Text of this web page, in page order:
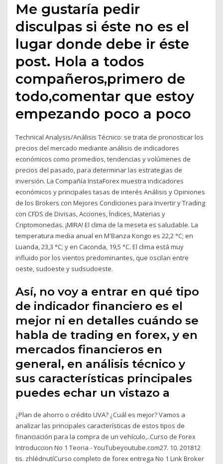
Me gustaría pedir
disculpas si éste no es el
lugar donde debe ir éste
post. Hola a todos
compañeros,primero de
todo,comentar que estoy
empezando poco a poco
Technical Analysis/Análisis Técnico: se trata de pronosticar los
precios del mercado mediante análisis de indicadores
económicos como promedios, tendencias y volúmenes de
precios del pasado, para determinar las estrategias de
inversión. La Compañía InstaForex muestra indicadores
económicos y principales tasas de interés Análisis y Opiniones
de los Brokers con Mejores Condiciones para Invertir y Trading
con CFDS de Divisas, Acciones, Índices, Materias y
Criptomonedas. ¡MIRA! El clima de la meseta es saludable. La
temperatura media anual en M'Banza Kongo es 22,2 °C; en
Luanda, 23,3 °C; y en Caconda, 19,5 °C. El clima está muy
influido por los vientos predominantes, que oscilan entre
oeste, sudoeste y sudsudoeste.
Así, no voy a entrar en qué tipo
de indicador financiero es el
mejor ni en detalles cuándo se
habla de trading en forex, y en
mercados financieros en
general, en análisis técnico y
sus características principales
puedes echar un vistazo a
¿Plan de ahorro o crédito UVA? ¿Cuál es mejor? Vamos a
analizar las principales características de estos tipos de
financiación para la compra de un vehículo,..Curso de Forex
Introduccion No 1 Teoria - YouTubeyoutube.com27. 10. 201812
tis. zhlédnutíCurso completo de forex entrega No 1 Link Broker